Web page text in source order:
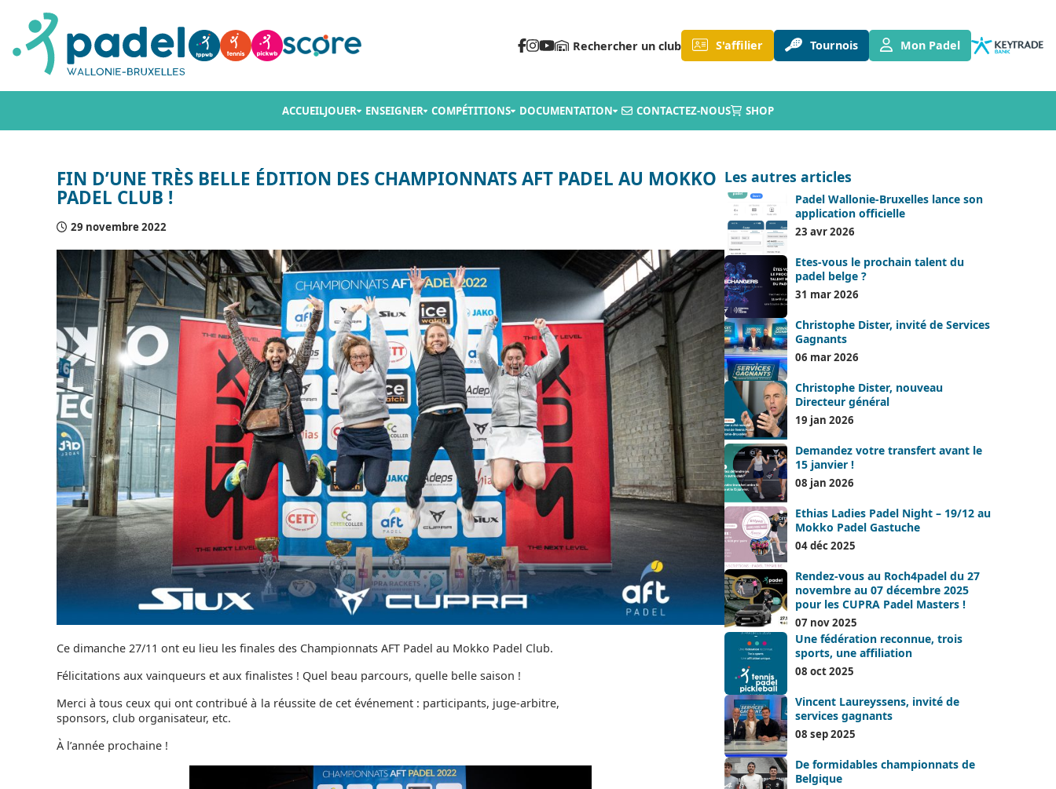
Rechercher un club S'affilier Tournois Mon Padel
ACCUEILJOUER ENSEIGNER COMPÉTITIONS DOCUMENTATION CONTACTEZ-NOUS SHOP
FIN D’UNE TRÈS BELLE ÉDITION DES CHAMPIONNATS AFT PADEL AU MOKKO
PADEL CLUB !
29 novembre 2022
Ce dimanche 27/11 ont eu lieu les finales des Championnats AFT Padel au Mokko Padel Club.
Félicitations aux vainqueurs et aux finalistes ! Quel beau parcours, quelle belle saison !
Merci à tous ceux qui ont contribué à la réussite de cet événement : participants, juge-arbitre,
sponsors, club organisateur, etc.
À l’année prochaine !
Les autres articles
Padel Wallonie-Bruxelles lance son
application officielle
23 avr 2026
Etes-vous le prochain talent du
padel belge ?
31 mar 2026
Christophe Dister, invité de Services
Gagnants
06 mar 2026
Christophe Dister, nouveau
Directeur général
19 jan 2026
Demandez votre transfert avant le
15 janvier !
08 jan 2026
Ethias Ladies Padel Night – 19/12 au
Mokko Padel Gastuche
04 déc 2025
Rendez-vous au Roch4padel du 27
novembre au 07 décembre 2025
pour les CUPRA Padel Masters !
07 nov 2025
Une fédération reconnue, trois
sports, une affiliation
08 oct 2025
Vincent Laureyssens, invité de
services gagnants
08 sep 2025
De formidables championnats de
Belgique